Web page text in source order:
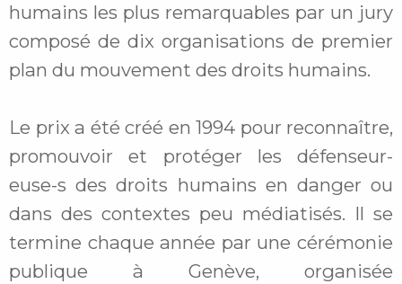
humains les plus remarquables par un jury
composé de dix organisations de premier
plan du mouvement des droits humains.
Le prix a été créé en 1994 pour reconnaître,
promouvoir et protéger les défenseur-
euse-s des droits humains en danger ou
dans des contextes peu médiatisés. Il se
termine chaque année par une cérémonie
publique à Genève, organisée